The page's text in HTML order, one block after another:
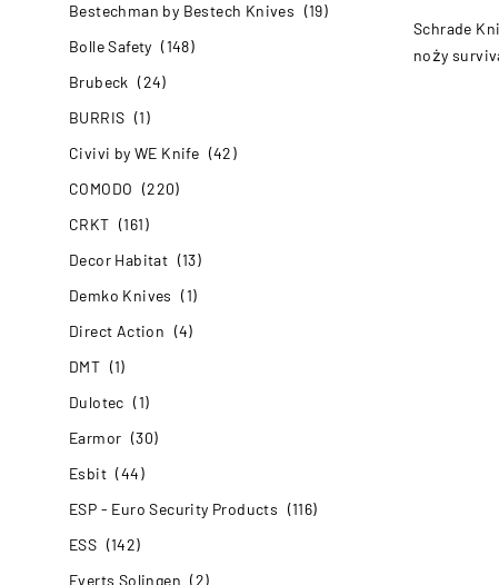
Bestechman by Bestech Knives (19)
Bolle Safety (148)
Brubeck
(24)
BURRIS (1)
Civivi by WE Knife (42)
COMODO (220)
CRKT (161)
Decor Habitat (13)
Demko Knives
(1)
Direct Action (4)
DMT (1)
Dulotec (1)
Earmor (30)
Esbit (44)
ESP - Euro Security Products (116)
ESS (142)
Everts Solingen (2)
Schrade
noży